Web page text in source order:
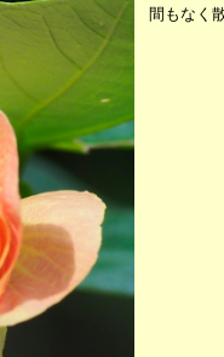
間もなく